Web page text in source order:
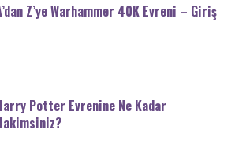
Z’ye Warhammer 40K Evreni – Giriş
Potter Evrenine Ne Kadar